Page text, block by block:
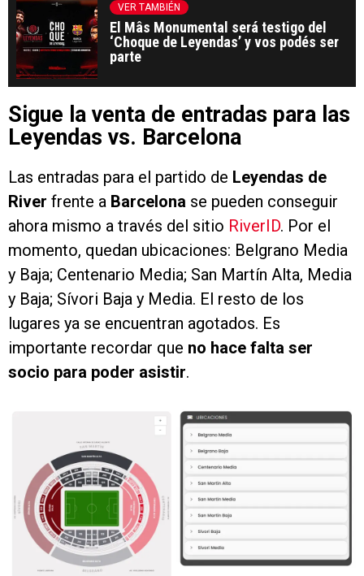
VER TAMBIÉN
El Mâs Monumental será testigo del
‘Choque de Leyendas’ y vos podés ser
parte
Sigue la venta de entradas para las
Leyendas vs. Barcelona
Las entradas para el partido de Leyendas de
River frente a Barcelona se pueden conseguir
ahora mismo a través del sitio RiverID. Por el
momento, quedan ubicaciones: Belgrano Media
y Baja; Centenario Media; San Martín Alta, Media
y Baja; Sívori Baja y Media. El resto de los
lugares ya se encuentran agotados. Es
importante recordar que no hace falta ser
socio para poder asistir.